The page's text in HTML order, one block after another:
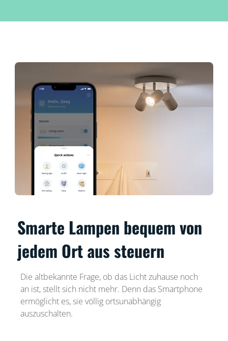
Smarte Lampen bequem von
jedem Ort aus steuern
Die altbekannte Frage, ob das Licht zuhause noch
an ist, stellt sich nicht mehr. Denn das Smartphone
ermöglicht es, sie völlig ortsunabhängig
auszuschalten.